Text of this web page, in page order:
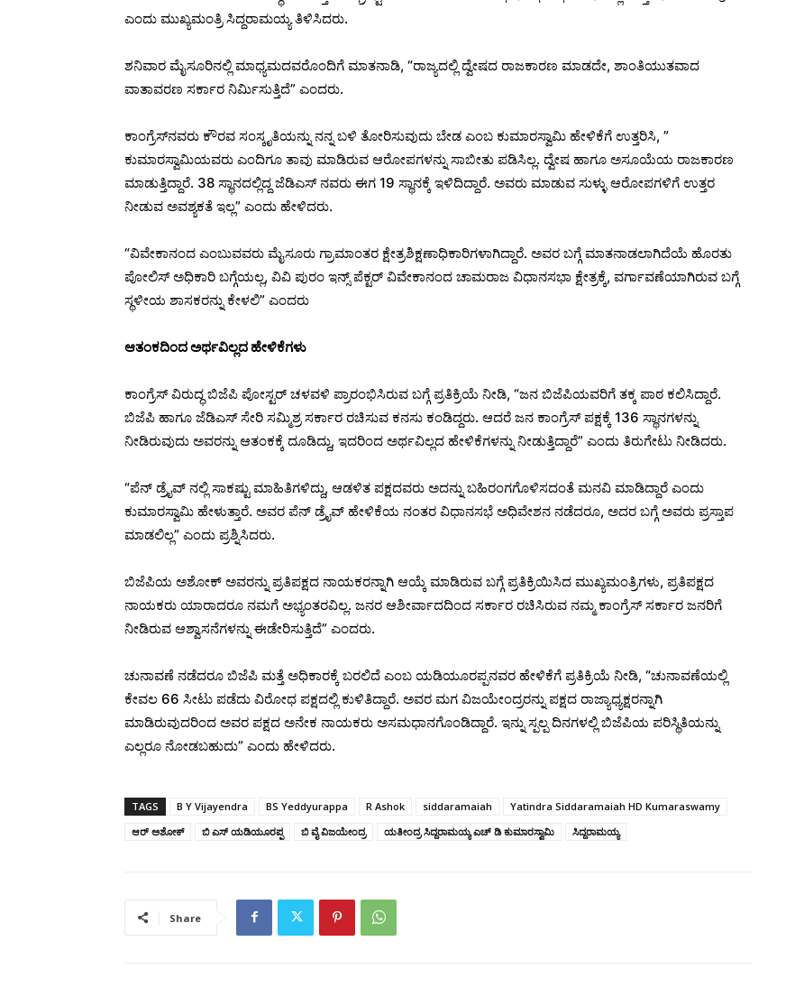
ಎಂದು ಮುಖ್ಯಮಂತ್ರಿ ಸಿದ್ದರಾಮಯ್ಯ ತಿಳಿಸಿದರು.
ಶನಿವಾರ ಮೈಸೂರಿನಲ್ಲಿ ಮಾಧ್ಯಮದವರೊಂದಿಗೆ ಮಾತನಾಡಿ, “ರಾಜ್ಯದಲ್ಲಿ ದ್ವೇಷದ ರಾಜಕಾರಣ ಮಾಡದೇ, ಶಾಂತಿಯುತವಾದ
ವಾತಾವರಣ ಸರ್ಕಾರ ನಿರ್ಮಿಸುತ್ತಿದೆ” ಎಂದರು.
ಕಾಂಗ್ರೆಸ್‌ನವರು ಕೌರವ ಸಂಸ್ಕೃತಿಯನ್ನು ನನ್ನ ಬಳಿ ತೋರಿಸುವುದು ಬೇಡ ಎಂಬ ಕುಮಾರಸ್ವಾಮಿ ಹೇಳಿಕೆಗೆ ಉತ್ತರಿಸಿ, ”
ಕುಮಾರಸ್ವಾಮಿಯವರು ಎಂದಿಗೂ ತಾವು ಮಾಡಿರುವ ಆರೋಪಗಳನ್ನು ಸಾಬೀತು ಪಡಿಸಿಲ್ಲ. ದ್ವೇಷ ಹಾಗೂ ಅಸೂಯೆಯ ರಾಜಕಾರಣ
ಮಾಡುತ್ತಿದ್ದಾರೆ. 38 ಸ್ಥಾನದಲ್ಲಿದ್ದ ಜೆಡಿಎಸ್ ನವರು ಈಗ 19 ಸ್ಥಾನಕ್ಕೆ ಇಳಿದಿದ್ದಾರೆ. ಅವರು ಮಾಡುವ ಸುಳ್ಳು ಆರೋಪಗಳಿಗೆ ಉತ್ತರ
ನೀಡುವ ಅವಶ್ಯಕತೆ ಇಲ್ಲ” ಎಂದು ಹೇಳಿದರು.
“ವಿವೇಕಾನಂದ ಎಂಬುವವರು ಮೈಸೂರು ಗ್ರಾಮಾಂತರ ಕ್ಷೇತ್ರಶಿಕ್ಷಣಾಧಿಕಾರಿಗಳಾಗಿದ್ದಾರೆ. ಅವರ ಬಗ್ಗೆ ಮಾತನಾಡಲಾಗಿದೆಯೆ ಹೊರತು
ಪೋಲಿಸ್ ಅಧಿಕಾರಿ ಬಗ್ಗೆಯಲ್ಲ, ವಿವಿ ಪುರಂ ಇನ್ಸ್ ಪೆಕ್ಟರ್ ವಿವೇಕಾನಂದ ಚಾಮರಾಜ ವಿಧಾನಸಭಾ ಕ್ಷೇತ್ರಕ್ಕೆ, ವರ್ಗಾವಣೆಯಾಗಿರುವ ಬಗ್ಗೆ
ಸ್ಥಳೀಯ ಶಾಸಕರನ್ನು ಕೇಳಲಿ” ಎಂದರು
ಆತಂಕದಿಂದ ಅರ್ಥವಿಲ್ಲದ ಹೇಳಿಕೆಗಳು
ಕಾಂಗ್ರೆಸ್ ವಿರುದ್ಧ ಬಿಜೆಪಿ ಪೋಸ್ಟರ್ ಚಳವಳಿ ಪ್ರಾರಂಭಿಸಿರುವ ಬಗ್ಗೆ ಪ್ರತಿಕ್ರಿಯೆ ನೀಡಿ, “ಜನ ಬಿಜೆಪಿಯವರಿಗೆ ತಕ್ಕ ಪಾಠ ಕಲಿಸಿದ್ದಾರೆ.
ಬಿಜೆಪಿ ಹಾಗೂ ಜೆಡಿಎಸ್ ಸೇರಿ ಸಮ್ಮಿಶ್ರ ಸರ್ಕಾರ ರಚಿಸುವ ಕನಸು ಕಂಡಿದ್ದರು. ಆದರೆ ಜನ ಕಾಂಗ್ರೆಸ್ ಪಕ್ಷಕ್ಕೆ 136 ಸ್ಥಾನಗಳನ್ನು
ನೀಡಿರುವುದು ಅವರನ್ನು ಆತಂಕಕ್ಕೆ ದೂಡಿದ್ದು, ಇದರಿಂದ ಅರ್ಥವಿಲ್ಲದ ಹೇಳಿಕೆಗಳನ್ನು ನೀಡುತ್ತಿದ್ದಾರೆ” ಎಂದು ತಿರುಗೇಟು ನೀಡಿದರು.
“ಪೆನ್ ಡ್ರೈವ್ ನಲ್ಲಿ ಸಾಕಷ್ಟು ಮಾಹಿತಿಗಳಿದ್ದು, ಆಡಳಿತ ಪಕ್ಷದವರು ಅದನ್ನು ಬಹಿರಂಗಗೊಳಿಸದಂತೆ ಮನವಿ ಮಾಡಿದ್ದಾರೆ ಎಂದು
ಕುಮಾರಸ್ವಾಮಿ ಹೇಳುತ್ತಾರೆ. ಅವರ ಪೆನ್ ಡ್ರೈವ್ ಹೇಳಿಕೆಯ ನಂತರ ವಿಧಾನಸಭೆ ಅಧಿವೇಶನ ನಡೆದರೂ, ಅದರ ಬಗ್ಗೆ ಅವರು ಪ್ರಸ್ತಾಪ
ಮಾಡಲಿಲ್ಲ” ಎಂದು ಪ್ರಶ್ನಿಸಿದರು.
ಬಿಜೆಪಿಯ ಅಶೋಕ್ ಅವರನ್ನು ಪ್ರತಿಪಕ್ಷದ ನಾಯಕರನ್ನಾಗಿ ಆಯ್ಕೆ ಮಾಡಿರುವ ಬಗ್ಗೆ ಪ್ರತಿಕ್ರಿಯಿಸಿದ ಮುಖ್ಯಮಂತ್ರಿಗಳು, ಪ್ರತಿಪಕ್ಷದ
ನಾಯಕರು ಯಾರಾದರೂ ನಮಗೆ ಅಭ್ಯಂತರವಿಲ್ಲ. ಜನರ ಆಶೀರ್ವಾದದಿಂದ ಸರ್ಕಾರ ರಚಿಸಿರುವ ನಮ್ಮ ಕಾಂಗ್ರೆಸ್ ಸರ್ಕಾರ ಜನರಿಗೆ
ನೀಡಿರುವ ಆಶ್ವಾಸನೆಗಳನ್ನು ಈಡೇರಿಸುತ್ತಿದೆ” ಎಂದರು.
ಚುನಾವಣೆ ನಡೆದರೂ ಬಿಜೆಪಿ ಮತ್ತೆ ಅಧಿಕಾರಕ್ಕೆ ಬರಲಿದೆ ಎಂಬ ಯಡಿಯೂರಪ್ಪನವರ ಹೇಳಿಕೆಗೆ ಪ್ರತಿಕ್ರಿಯೆ ನೀಡಿ, “ಚುನಾವಣೆಯಲ್ಲಿ
ಕೇವಲ 66 ಸೀಟು ಪಡೆದು ವಿರೋಧ ಪಕ್ಷದಲ್ಲಿ ಕುಳಿತಿದ್ದಾರೆ. ಅವರ ಮಗ ವಿಜಯೇಂದ್ರರನ್ನು ಪಕ್ಷದ ರಾಜ್ಯಾಧ್ಯಕ್ಷರನ್ನಾಗಿ
ಮಾಡಿರುವುದರಿಂದ ಅವರ ಪಕ್ಷದ ಅನೇಕ ನಾಯಕರು ಅಸಮಧಾನಗೊಂಡಿದ್ದಾರೆ. ಇನ್ನು ಸ್ಪಲ್ಪ ದಿನಗಳಲ್ಲಿ ಬಿಜೆಪಿಯ ಪರಿಸ್ಥಿತಿಯನ್ನು
ಎಲ್ಲರೂ ನೋಡಬಹುದು” ಎಂದು ಹೇಳಿದರು.
TAGS B Y Vijayendra BS Yeddyurappa R Ashok siddaramaiah
Yatindra Siddaramaiah HD Kumaraswamy
ಆರ್‌ ಅಶೋಕ್‌
ಬಿ ಎಸ್‌ ಯಡಿಯೂರಪ್ಪ ಬಿ ವೈ ವಿಜಯೇಂದ್ರ ಯತೀಂದ್ರ ಸಿದ್ದರಾಮಯ್ಯ ಎಚ್‌ ಡಿ ಕುಮಾರಸ್ವಾಮಿ ಸಿದ್ದರಾಮಯ್ಯ
Share